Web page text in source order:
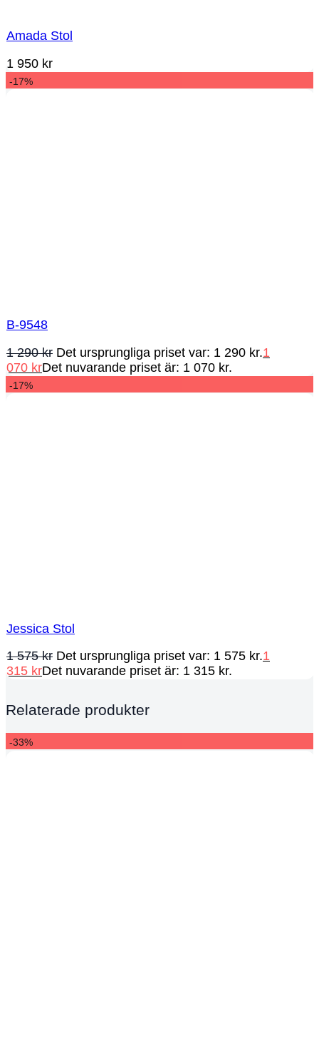
Amada Stol
1 950 kr
-17%
B-9548
1 290kr Det ursprungliga priset var: 1 290 kr.1
070 krDet nuvarande priset är: 1 070 kr.
-17%
Jessica Stol
1 575kr Det ursprungliga priset var: 1 575 kr.1
315 krDet nuvarande priset är: 1 315 kr.
Relaterade produkter
-33%